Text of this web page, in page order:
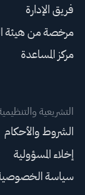
فريق الإدارة
مرخصة من هيئة
مركز المساعدة
التشريعية
الشروط والأحكام
إخلاء المسؤولية
سياسة